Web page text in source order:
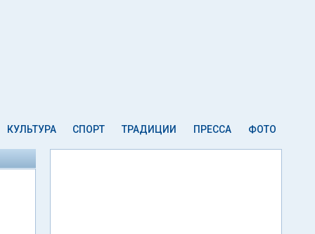
КУЛЬТУРА СПОРТ ТРАДИЦИИ ПРЕССА ФОТО